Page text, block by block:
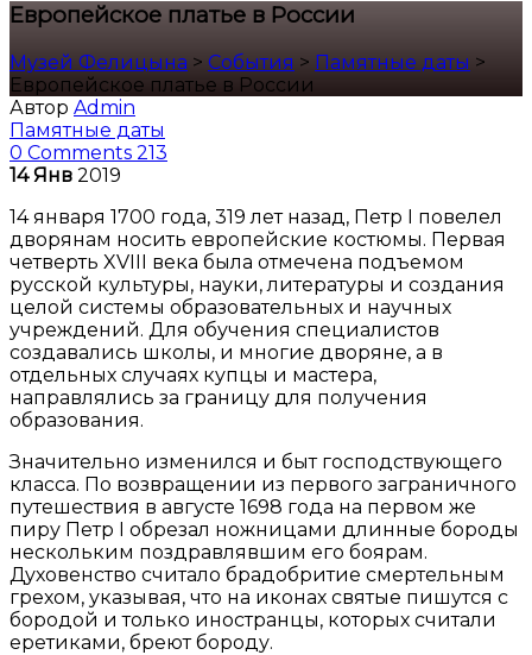
Европейское платье в России
Музей Фелицына > События > Памятные даты >
Европейское платье в России
Автор Admin
Памятные даты
0 Comments 213
14 Янв 2019
14 января 1700 года, 319 лет назад, Петр I повелел
дворянам носить европейские костюмы. Первая
четверть XVIII века была отмечена подъемом
русской культуры, науки, литературы и создания
целой системы образовательных и научных
учреждений. Для обучения специалистов
создавались школы, и многие дворяне, а в
отдельных случаях купцы и мастера,
направлялись за границу для получения
образования.
Значительно изменился и быт господствующего
класса. По возвращении из первого заграничного
путешествия в августе 1698 года на первом же
пиру Петр I обрезал ножницами длинные бороды
нескольким поздравлявшим его боярам.
Духовенство считало брадобритие смертельным
грехом, указывая, что на иконах святые пишутся с
бородой и только иностранцы, которых считали
еретиками, бреют бороду.